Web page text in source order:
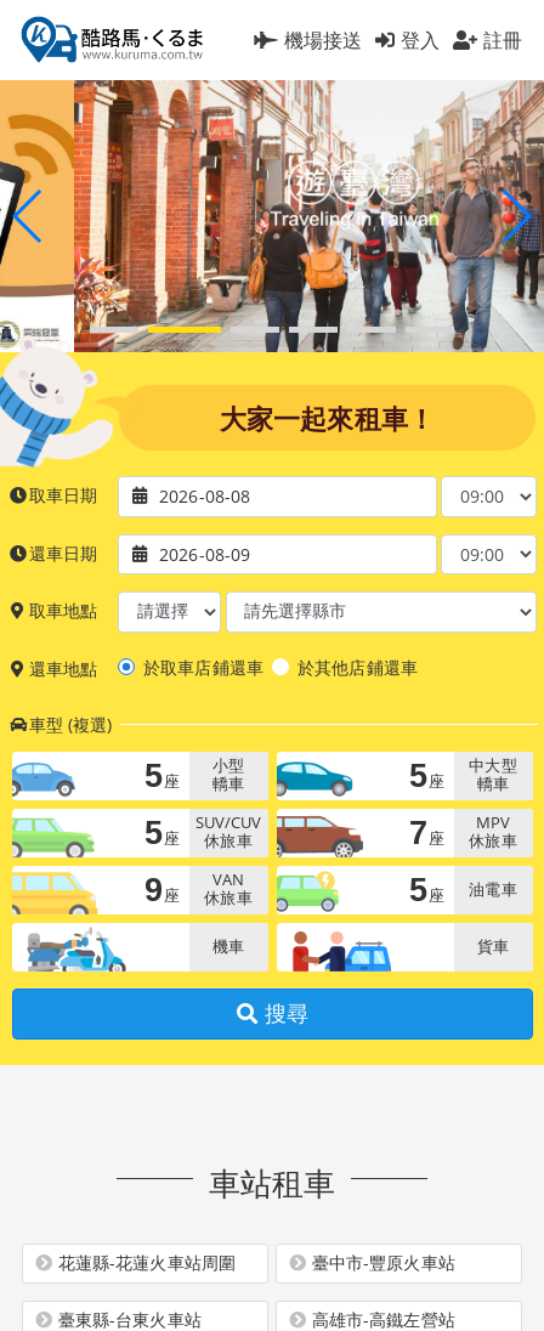
機場接送 登入 註冊
大家一起來租車！
取車日期 2026-08-08
還車日期 2026-08-09
取車地點
還車地點 於取車店鋪還車 於其他店鋪還車
車型 (複選)
5座
小型
轎車
5座
中大型
轎車
5座
SUV/CUV
休旅車
7 座
MPV
休旅車
9 座
VAN
休旅車
5座 油電車
機車 貨車
搜尋
車站租車
花蓮縣-花蓮火車站周圍 臺中市-豐原火車站
臺東縣-台東火車站 高雄市-高鐵左營站